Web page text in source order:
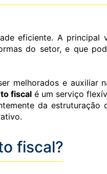
eficiente. A principal
do setor, e que
melhorados e auxiliar
fiscalé um serviço
da
fiscal?